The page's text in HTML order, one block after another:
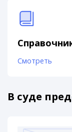
Смотреть
В суде